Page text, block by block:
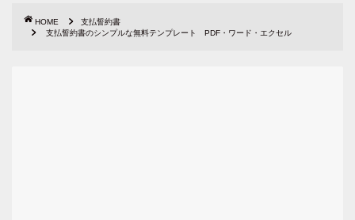
HOME
支払誓約書
支払誓約書のシンプルな無料テンプレート PDF・ワード・エクセル